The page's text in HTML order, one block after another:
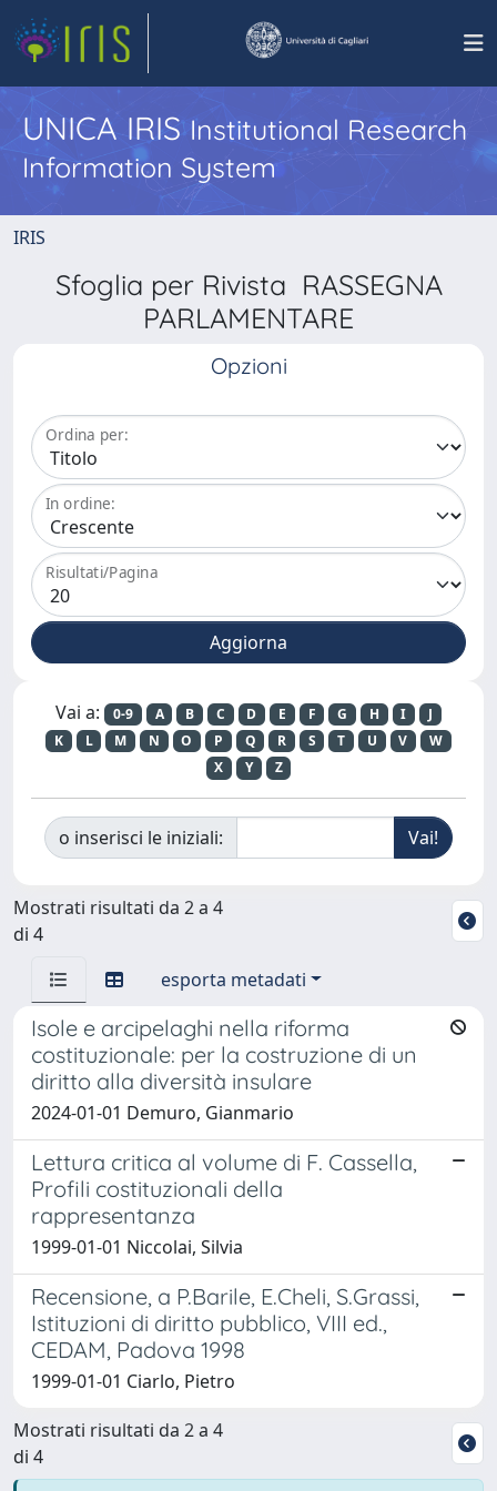
UNICA IRISInstitutional Research
Information System
IRIS
Sfoglia per Rivista RASSEGNA
PARLAMENTARE
Opzioni
Ordina per:
In ordine:
Risultati/Pagina
Vai a: 0-9 A B C D E F G H I
J
K
L M N O P Q R S T U V
W
X
Y Z
o inserisci le iniziali:
Mostrati risultati da 2 a 4
di 4
esporta metadati
Isole e arcipelaghi nella riforma
costituzionale: per la costruzione di un
diritto alla diversità insulare
2024-01-01 Demuro, Gianmario
Lettura critica al volume di F. Cassella,
Profili costituzionali della
rappresentanza
1999-01-01 Niccolai, Silvia
Recensione, a P.Barile, E.Cheli, S.Grassi,
Istituzioni di diritto pubblico, VIII ed.,
CEDAM, Padova 1998
1999-01-01 Ciarlo, Pietro
Mostrati risultati da 2 a 4
di 4